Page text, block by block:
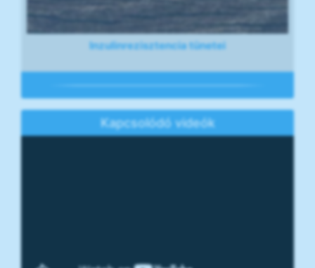
Inzulinrezisztencia tünetei
Kapcsolódó videók